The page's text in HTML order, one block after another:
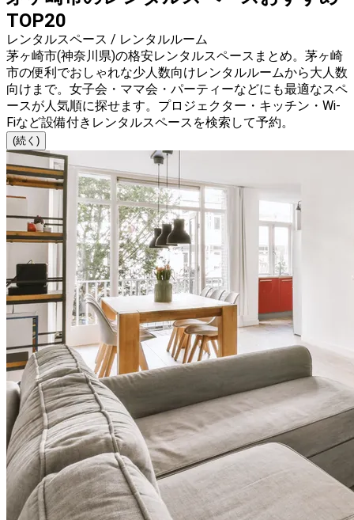
TOP20
レンタルスペース / レンタルルーム
茅ヶ崎市(神奈川県)の格安レンタルスペースまとめ。茅ヶ崎
市の便利でおしゃれな少人数向けレンタルルームから大人数
向けまで。女子会・ママ会・パーティーなどにも最適なスペ
ースが人気順に探せます。プロジェクター・キッチン・Wi-
Fiなど設備付きレンタルスペースを検索して予約。
(続く)